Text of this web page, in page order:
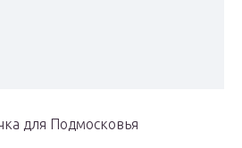
для Подмосковья